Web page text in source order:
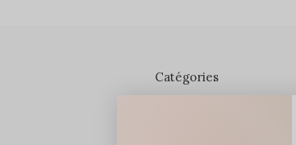
Catégories